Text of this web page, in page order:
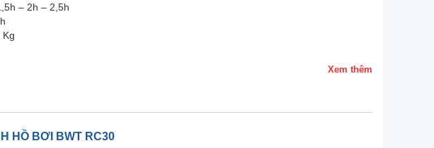
– 2h – 2,5h
Xem thêm
HỒ BƠI BWT RC30